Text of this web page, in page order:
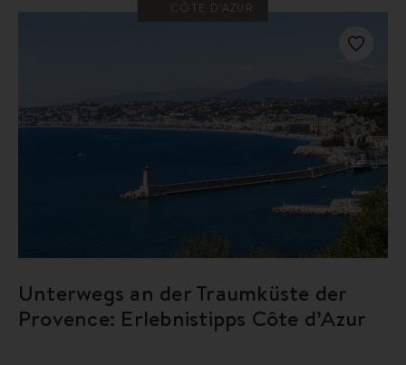
CÔTE D'AZUR
Unterwegs an der Traumküste der
Provence: Erlebnistipps Côte d’Azur